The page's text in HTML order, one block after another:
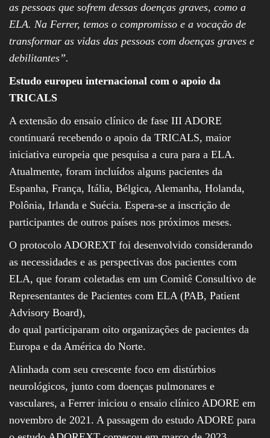
as pessoas que sofrem dessas doenças graves, como a
ELA. Na Ferrer, temos o compromisso e a vocação de
transformar as vidas das pessoas com doenças graves e
debilitantes”.
Estudo europeu internacional com o apoio da
TRICALS
A extensão do ensaio clínico de fase III ADORE
continuará recebendo o apoio da TRICALS, maior
iniciativa europeia que pesquisa a cura para a ELA.
Atualmente, foram incluídos alguns pacientes da
Espanha, França, Itália, Bélgica, Alemanha, Holanda,
Polônia, Irlanda e Suécia. Espera-se a inscrição de
participantes de outros países nos próximos meses.
O protocolo ADOREXT foi desenvolvido considerando
as necessidades e as perspectivas dos pacientes com
ELA, que foram coletadas em um Comitê Consultivo de
Representantes de Pacientes com ELA (PAB, Patient
Advisory Board),
do qual participaram oito organizações de pacientes da
Europa e da América do Norte.
Alinhada com seu crescente foco em distúrbios
neurológicos, junto com doenças pulmonares e
vasculares, a Ferrer iniciou o ensaio clínico ADORE em
novembro de 2021. A passagem do estudo ADORE para